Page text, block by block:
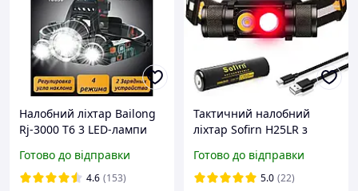
Налобний ліхтар Bailong
Rj-3000 T6 3 LED-лампи
Готово до відправки
4.6 (153)
Тактичний налобний
ліхтар Sofirn H25LR з
акумулятор 2200 мА·год
Готово до відправки
5.0 (22)